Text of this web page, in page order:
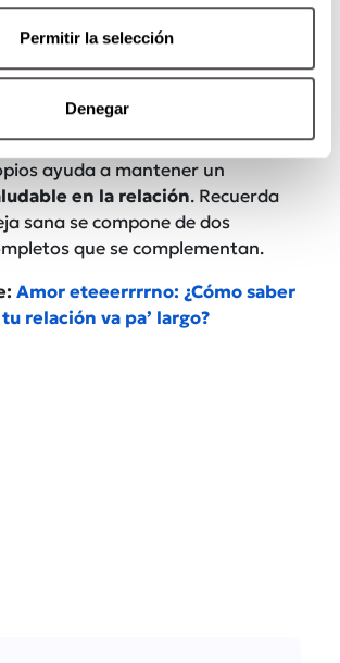
Permitir la selección
Denegar
Aunque es importante
y autonomía individual.
individuales y mantener
ayuda a mantener un
en la relación. Recuerda
sana se compone de dos
que se complementan.
Amor eteeerrrrno: ¿Cómo saber
relación va pa’ largo?